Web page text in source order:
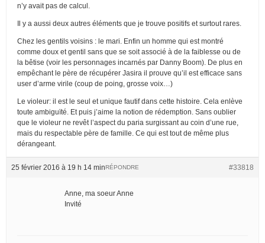
n’y avait pas de calcul.
Il y a aussi deux autres éléments que je trouve positifs et surtout rares.
Chez les gentils voisins : le mari. Enfin un homme qui est montré
comme doux et gentil sans que se soit associé à de la faiblesse ou de
la bêtise (voir les personnages incarnés par Danny Boom). De plus en
empêchant le père de récupérer Jasira il prouve qu’il est efficace sans
user d’arme virile (coup de poing, grosse voix…)
Le violeur: il est le seul et unique fautif dans cette histoire. Cela enlève
toute ambiguïté. Et puis j’aime la notion de rédemption. Sans oublier
que le violeur ne revêt l’aspect du paria surgissant au coin d’une rue,
mais du respectable père de famille. Ce qui est tout de même plus
dérangeant.
25 février 2016 à 19 h 14 min #33818
RÉPONDRE
Anne, ma soeur Anne
Invité